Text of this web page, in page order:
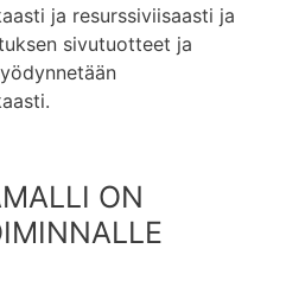
ja resurssiviisaasti ja
sivutuotteet ja
ON